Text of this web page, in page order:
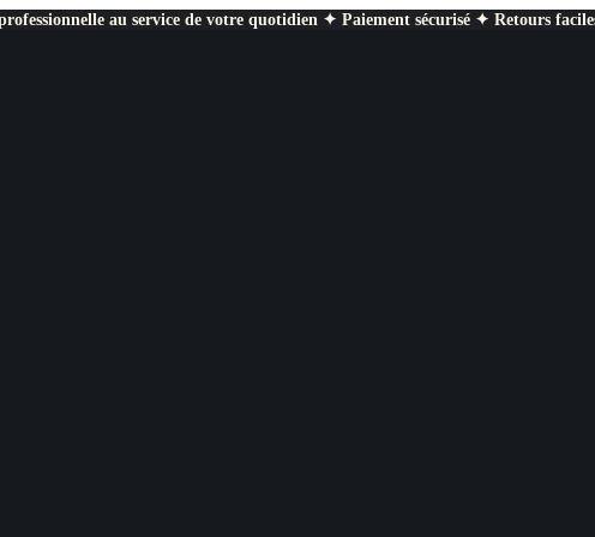
au service de votre quotidien ✦ Paiement sécurisé ✦ Retours